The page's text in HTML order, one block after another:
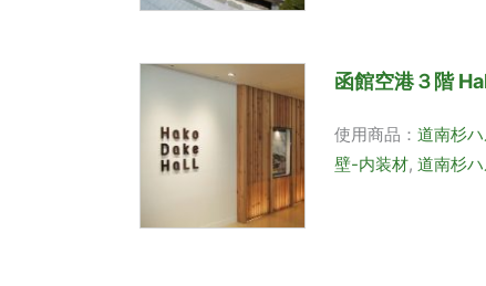
函館空港３階
使用商品： 道南杉
壁-内装材, 道南杉